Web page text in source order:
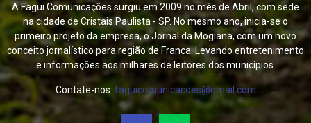
A Fagui Comunicações surgiu em 2009 no mês de Abril, com sede
na cidade de Cristais Paulista - SP. No mesmo ano, inicia-se o
primeiro projeto da empresa, o Jornal da Mogiana, com um novo
conceito jornalístico para região de Franca. Levando entretenimento
e informações aos milhares de leitores dos municípios.
Contate-nos: faguicomunicacoes@gmail.com